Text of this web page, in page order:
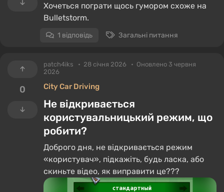
Хочеться пограти щось гумором схоже на
Bulletstorm.
1 відповідь Загальні питання
0
patch4iks 28 січня 2026
Оновлено 3 червня
2026
City Car Driving
Не відкривається
користувальницький режим, що
робити?
Доброго дня, не відкривається режим
«користувач», підкажіть, будь ласка, або
скиньте відео, як виправити це???